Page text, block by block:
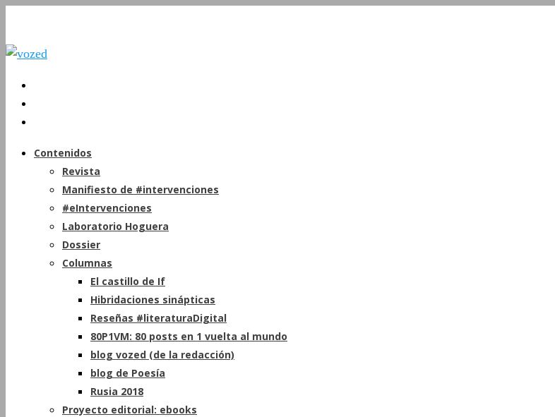
Contenidos
Revista
Manifiesto de #intervenciones
#eIntervenciones
Laboratorio Hoguera
Dossier
Columnas
El castillo de If
Hibridaciones sinápticas
Reseñas #literaturaDigital
80P1VM: 80 posts en 1 vuelta al mundo
blog vozed (de la redacción)
blog de Poesía
Rusia 2018
Proyecto editorial: ebooks